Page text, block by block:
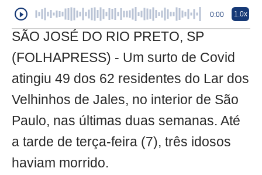
0:00 1.0x
SÃO JOSÉ DO RIO PRETO, SP
(FOLHAPRESS) - Um surto de Covid
atingiu 49 dos 62 residentes do Lar dos
Velhinhos de Jales, no interior de São
Paulo, nas últimas duas semanas. Até
a tarde de terça-feira (7), três idosos
haviam morrido.